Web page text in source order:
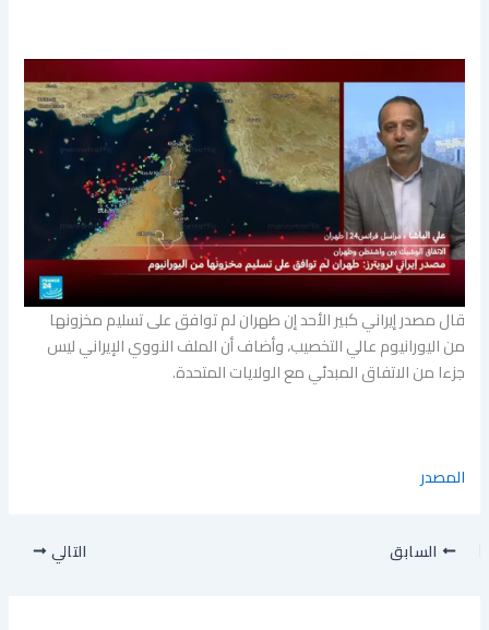
قال ​مصدر إيراني ​كبير الأحد إن طهران لم توافق ​على ‌تسليم مخزونها
من اليورانيوم عالي التخصيب، ‌وأضاف أن الملف النووي الإيراني ليس
جزءا من الاتفاق المبدئي مع ​الولايات المتحدة.
المصدر
السابق التالي